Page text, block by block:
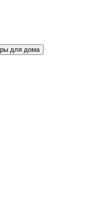
для дома